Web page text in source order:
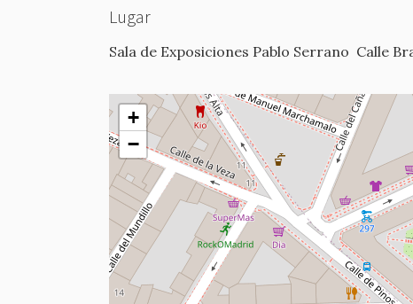
Lugar
Sala de Exposiciones Pablo Serrano Calle
+
−